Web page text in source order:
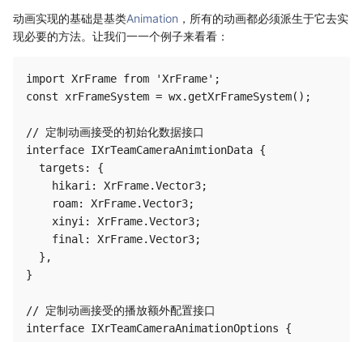
动画实现的基础是基类Animation ，所有的动画都必须派生于它去实
现必要的方法。让我们一一个例子来看看：
import XrFrame from 'XrFrame';
const xrFrameSystem = wx.getXrFrameSystem();
// 定制动画接受的初始化数据接口
interface IXrTeamCameraAnimtionData {
  targets: {
    hikari: XrFrame.Vector3;
    roam: XrFrame.Vector3;
    xinyi: XrFrame.Vector3;
    final: XrFrame.Vector3;
  },
}
// 定制动画接受的播放额外配置接口
interface IXrTeamCameraAnimationOptions {